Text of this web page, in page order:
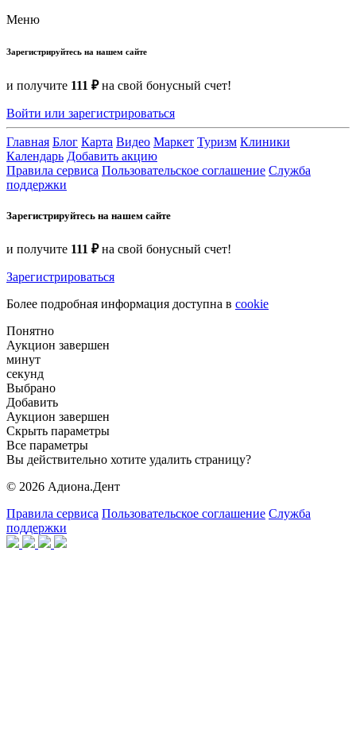
Меню
Зарегистрируйтесь на нашем сайте
и получите 111 ₽на свой бонусный счет!
Войти или зарегистрироваться
Главная Блог Карта Видео Маркет Туризм Клиники
Календарь Добавить акцию
Правила сервиса Пользовательское соглашение Служба
поддержки
Зарегистрируйтесь на нашем сайте
и получите 111 ₽на свой бонусный счет!
Зарегистрироваться
Более подробная информация доступна в cookie
Понятно
Аукцион завершен
минут
секунд
Выбрано
Добавить
Аукцион завершен
Скрыть параметры
Все параметры
Вы действительно хотите удалить страницу?
© 2026 Адиона.Дент
Правила сервиса Пользовательское соглашение Служба
поддержки